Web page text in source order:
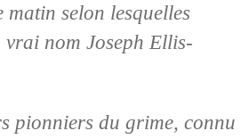
matin selon lesquelles
nom Joseph Ellis-
pionniers du grime, connu